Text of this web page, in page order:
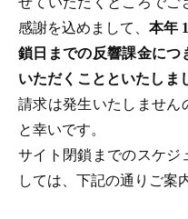
感謝を込めまして、 本年
鎖日までの反響課金につ
いただくことといたしま
請求は発生いたしません
と幸いです。
サイト閉鎖までのスケジ
しては、下記の通りご案